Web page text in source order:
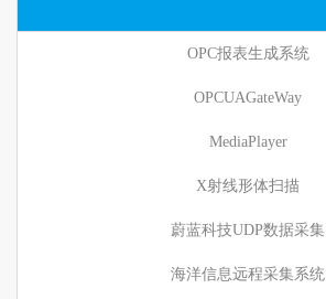
OPC报表生成系统
OPCUAGateWay
MediaPlayer
X射线形体扫描
蔚蓝科技UDP数据采集
海洋信息远程采集系统